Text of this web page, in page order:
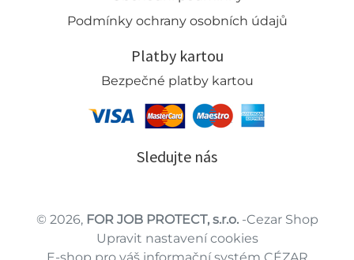
Podmínky ochrany osobních údajů
Platby kartou
Bezpečné platby kartou
Sledujte nás
© 2026, FOR JOB PROTECT, s.r.o.-Cezar Shop
Upravit nastavení cookies
E-shop pro váš informační systém CÉZAR